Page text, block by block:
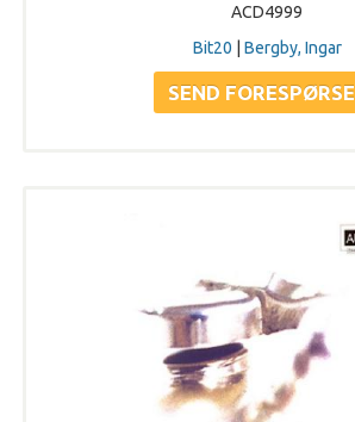
ACD4999
Bit20 | Bergby, Ingar